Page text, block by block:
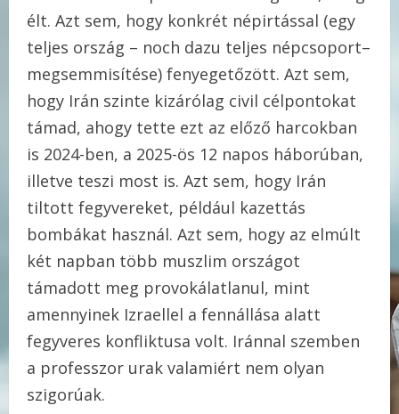
élt. Azt sem, hogy konkrét népirtással (egy
teljes ország – noch dazu teljes népcsoport–
megsemmisítése) fenyegetőzött. Azt sem,
hogy Irán szinte kizárólag civil célpontokat
támad, ahogy tette ezt az előző harcokban
is 2024-ben, a 2025-ös 12 napos háborúban,
illetve teszi most is. Azt sem, hogy Irán
tiltott fegyvereket, például kazettás
bombákat használ. Azt sem, hogy az elmúlt
két napban több muszlim országot
támadott meg provokálatlanul, mint
amennyinek Izraellel a fennállása alatt
fegyveres konfliktusa volt. Iránnal szemben
a professzor urak valamiért nem olyan
szigorúak.